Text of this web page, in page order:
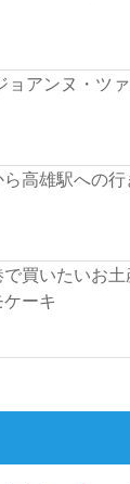
ョアンヌ・ツ
高雄駅への行
買いたいお
ーキ